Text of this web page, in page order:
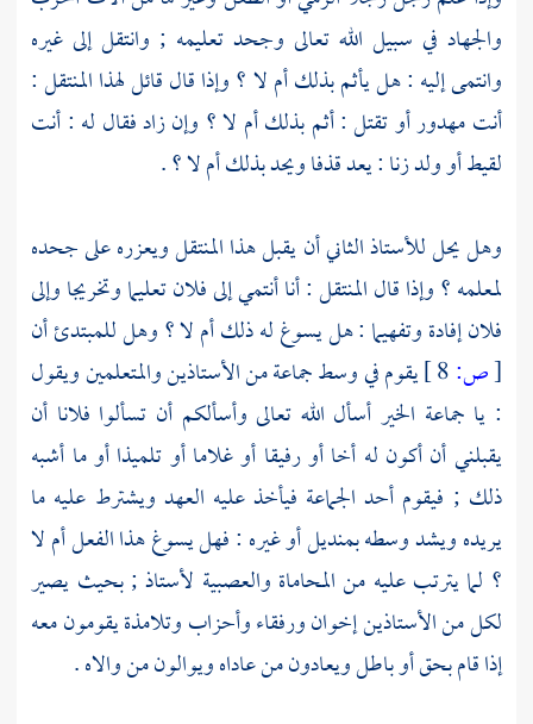
والجهاد في سبيل الله تعالى وجحد تعليمه ; وانتقل إلى غيره
وانتمى إليه : هل يأثم بذلك أم لا ؟ وإذا قال قائل لهذا المنتقل :
أنت مهدور أو تقتل : أثم بذلك أم لا ؟ وإن زاد فقال له : أنت
لقيط أو ولد زنا : يعد قذفا ويحد بذلك أم لا ؟ .
وهل يحل للأستاذ الثاني أن يقبل هذا المنتقل ويعزره على جحده
لمعلمه ؟ وإذا قال المنتقل : أنا أنتمي إلى فلان تعليما وتخريجا وإلى
فلان إفادة وتفهيما : هل يسوغ له ذلك أم لا ؟ وهل للمبتدئ أن
[ص:
يقوم في وسط جماعة من الأستاذين والمتعلمين ويقول
: يا جماعة الخير أسأل الله تعالى وأسألكم أن تسألوا فلانا أن
يقبلني أن أكون له أخا أو رفيقا أو غلاما أو تلميذا أو ما أشبه
ذلك ; فيقوم أحد الجماعة فيأخذ عليه العهد ويشترط عليه ما
يريده ويشد وسطه بمنديل أو غيره : فهل يسوغ هذا الفعل أم لا
؟ لما يترتب عليه من المحاماة والعصبية لأستاذ ; بحيث يصير
لكل من الأستاذين إخوان ورفقاء وأحزاب وتلامذة يقومون معه
إذا قام بحق أو باطل ويعادون من عاداه ويوالون من والاه .